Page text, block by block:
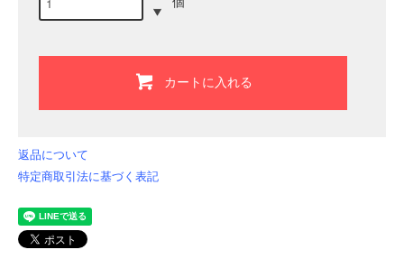
カートに入れる
返品について
特定商取引法に基づく表記